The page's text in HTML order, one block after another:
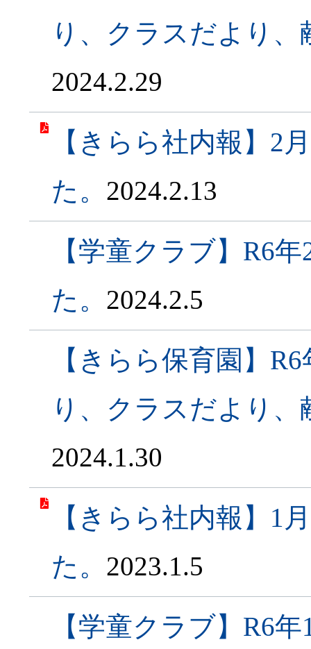
り、クラスだより
2024.2.29
【きらら社内報】2
た。 2024.2.13
【学童クラブ】R6
た。 2024.2.5
【きらら保育園】
り、クラスだより
2024.1.30
【きらら社内報】1
た。 2023.1.5
【学童クラブ】R6